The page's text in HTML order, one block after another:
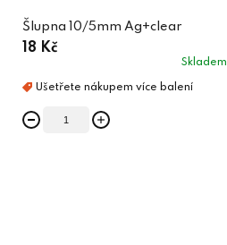
Šlupna 10/5mm Ag+clear
18 Kč
Skladem